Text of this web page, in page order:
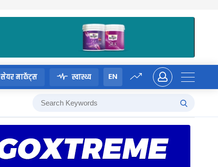
सेयर मार्केट्स स्वास्थ्य EN